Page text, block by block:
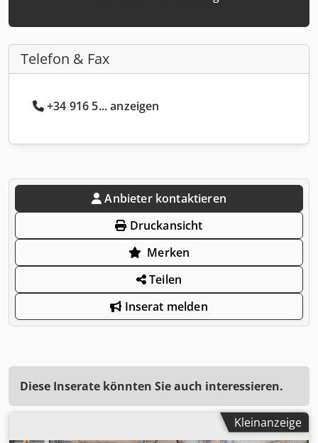
Telefon & Fax
+34 916 5... anzeigen
Anbieter kontaktieren
Druckansicht
Merken
Teilen
Inserat melden
Diese Inserate könnten Sie auch interessieren.
Kleinanzeige